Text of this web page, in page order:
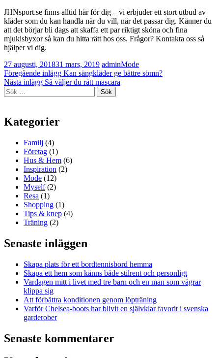
JHNsport.se finns alltid här för dig – vi erbjuder ett stort utbud av
kläder som du kan handla när du vill, när det passar dig. Känner du
att det börjar bli dags att skaffa ett par riktigt sköna och fina
mjukisbyxor så kan du hitta rätt hos oss. Frågor? Kontakta oss så
hjälper vi dig.
27 augusti, 201831 mars, 2019 adminMode
Inläggsnavigering
Föregående inlägg Kan sängkläder ge bättre sömn?
Nästa inlägg Så väljer du rätt mascara
Sök
efter:
Kategorier
Familj (4)
Företag (1)
Hus & Hem (6)
Inspiration (2)
Mode (12)
Myself(2)
Resa (1)
Shopping (1)
Tips & knep (4)
Träning (2)
Senaste inläggen
Skapa plats för ett bordtennisbord hemma
Skapa ett hem som känns både stilrent och personligt
Vardagen mitt i livet med tre barn och en man som vägrar
klippa sig
Att förbättra konditionen genom löpträning
Varför Chelsea-boots har blivit en självklar favorit i svenska
garderober
Senaste kommentarer